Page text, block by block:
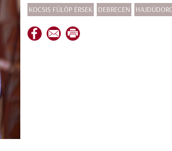
KOCSIS FÜLÖP ÉRSEK DEBRECEN